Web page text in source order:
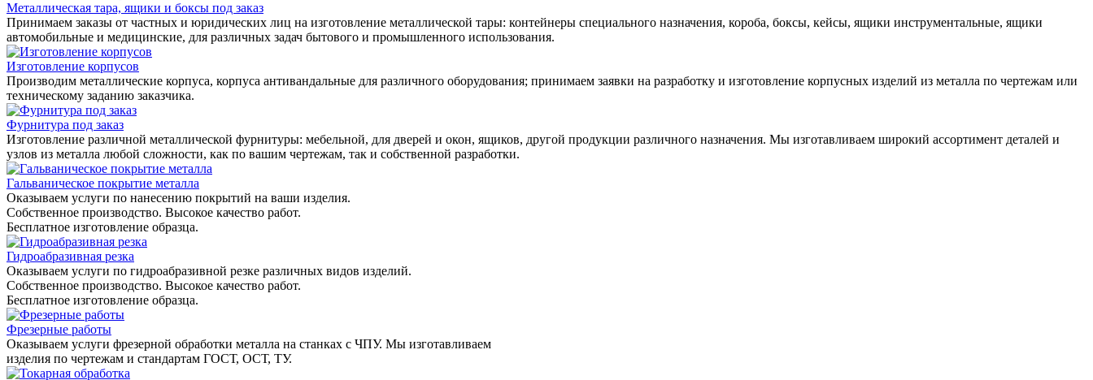
Металлическая тара, ящики и боксы под заказ
Принимаем заказы от частных и юридических лиц на изготовление металлической тары: контейнеры специального назначения, короба, боксы, кейсы, ящики инструментальные, ящики
автомобильные и медицинские, для различных задач бытового и промышленного использования.
Изготовление корпусов
Производим металлические корпуса, корпуса антивандальные для различного оборудования; принимаем заявки на разработку и изготовление корпусных изделий из металла по чертежам или
техническому заданию заказчика.
Фурнитура под заказ
Изготовление различной металлической фурнитуры: мебельной, для дверей и окон, ящиков, другой продукции различного назначения. Мы изготавливаем широкий ассортимент деталей и
узлов из металла любой сложности, как по вашим чертежам, так и собственной разработки.
Гальваническое покрытие металла
Оказываем услуги по нанесению покрытий на ваши изделия.
Собственное производство. Высокое качество работ.
Бесплатное изготовление образца.
Гидроабразивная резка
Оказываем услуги по гидроабразивной резке различных видов изделий.
Собственное производство. Высокое качество работ.
Бесплатное изготовление образца.
Фрезерные работы
Оказываем услуги фрезерной обработки металла на станках с ЧПУ. Мы изготавливаем
изделия по чертежам и стандартам ГОСТ, ОСТ, ТУ.